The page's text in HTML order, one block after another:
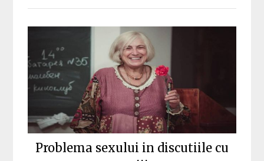
Problema sexului in discutiile cu